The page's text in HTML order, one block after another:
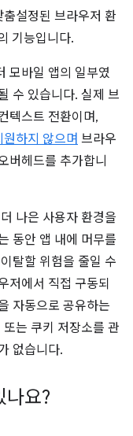
설정된 브라우저 환
기능입니다.
모바일 앱의 일부였
수 있습니다. 실제 브
텍스트 전환이며,
원하지 않으며 브라우
버헤드를 추가합니
나은 사용자 환경을
동안 앱 내에 머무를
탈할 위험을 줄일 수
저에서 직접 구동되
자동으로 공유하는
는 쿠키 저장소를 관
없습니다.
나요?